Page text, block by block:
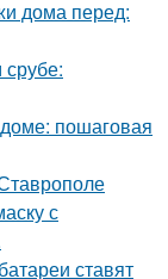
дома перед:
пошаговая
с
ставят